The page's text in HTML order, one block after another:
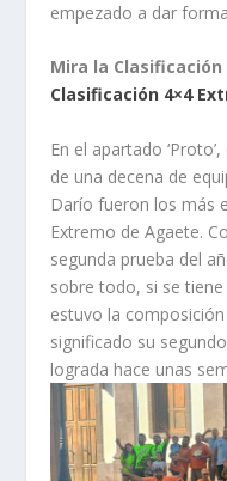
empezado a dar
Mira la
Clasificación 4×4
En el apartado
de una decena de
Darío fueron los más
Extremo de Agaete.
segunda prueba del
sobre todo, si se
estuvo la
significado su
lograda hace unas